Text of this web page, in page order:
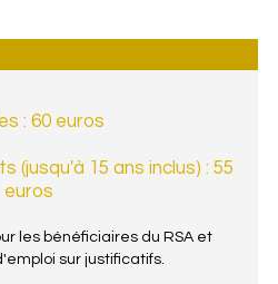
: 60 euros
(jusqu'à 15 ans inclus) : 55
euros
les bénéficiaires du RSA et
sur justificatifs.